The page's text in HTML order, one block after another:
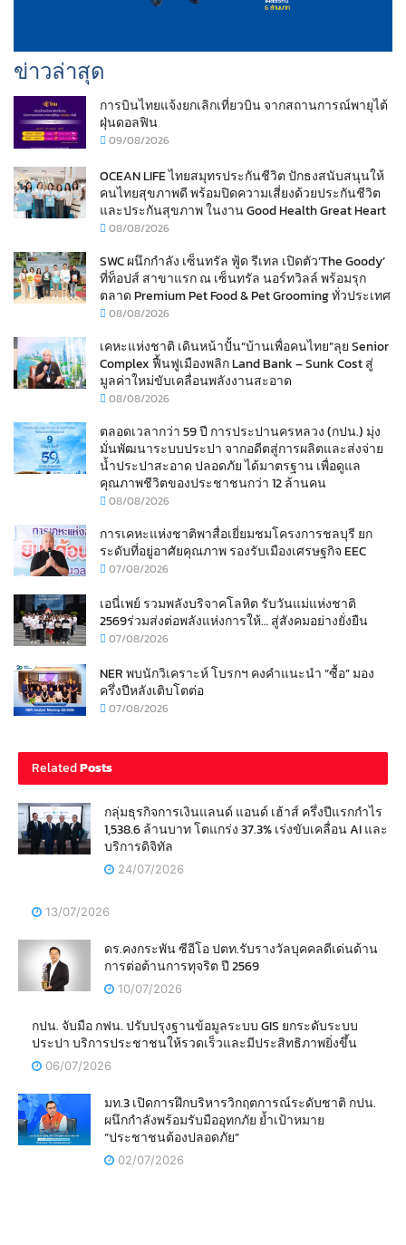
ข่าวล่าสุด
การบินไทยแจ้งยกเลิกเที่ยวบิน จากสถานการณ์พายุไต้
ฝุ่นดอลฟิน
09/08/2026
OCEAN LIFE ไทยสมุทรประกันชีวิต ปักธงสนับสนุนให้
คนไทยสุขภาพดี พร้อมปิดความเสี่ยงด้วยประกันชีวิต
และประกันสุขภาพ ในงาน Good Health Great Heart
08/08/2026
SWC ผนึกกำลัง เซ็นทรัล ฟู้ด รีเทล เปิดตัว‘The Goody’
ที่ท็อปส์ สาขาแรก ณ เซ็นทรัล นอร์ทวิลล์ พร้อมรุก
ตลาด Premium Pet Food & Pet Grooming ทั่วประเทศ
08/08/2026
เคหะแห่งชาติ เดินหน้าปั้น“บ้านเพื่อคนไทย”ลุย Senior
Complex ฟื้นฟูเมืองพลิก Land Bank – Sunk Cost สู่
มูลค่าใหม่ขับเคลื่อนพลังงานสะอาด
08/08/2026
ตลอดเวลากว่า 59 ปี การประปานครหลวง (กปน.) มุ่ง
มั่นพัฒนาระบบประปา จากอดีตสู่การผลิตและส่งจ่าย
น้ำประปาสะอาด ปลอดภัย ได้มาตรฐาน เพื่อดูแล
คุณภาพชีวิตของประชาชนกว่า 12 ล้านคน
08/08/2026
การเคหะแห่งชาติพาสื่อเยี่ยมชมโครงการชลบุรี ยก
ระดับที่อยู่อาศัยคุณภาพ รองรับเมืองเศรษฐกิจ EEC
07/08/2026
เอนี่เพย์ รวมพลังบริจาคโลหิต รับวันแม่แห่งชาติ
2569ร่วมส่งต่อพลังแห่งการให้… สู่สังคมอย่างยั่งยืน
07/08/2026
NER พบนักวิเคราะห์ โบรกฯ คงคำแนะนำ “ซื้อ” มอง
ครึ่งปีหลังเติบโตต่อ
07/08/2026
RelatedPosts
กลุ่มธุรกิจการเงินแลนด์ แอนด์ เฮ้าส์ ครึ่งปีแรกกำไร
1,538.6 ล้านบาท โตแกร่ง 37.3% เร่งขับเคลื่อน AI และ
บริการดิจิทัล
24/07/2026
13/07/2026
ดร.คงกระพัน ซีอีโอ ปตท.รับรางวัลบุคคลดีเด่นด้าน
การต่อต้านการทุจริต ปี 2569
10/07/2026
กปน. จับมือ กฟน. ปรับปรุงฐานข้อมูลระบบ GIS ยกระดับระบบ
ประปา บริการประชาชนให้รวดเร็วและมีประสิทธิภาพยิ่งขึ้น
06/07/2026
มท.3 เปิดการฝึกบริหารวิกฤตการณ์ระดับชาติ กปน.
ผนึกกำลังพร้อมรับมืออุทกภัย ย้ำเป้าหมาย
“ประชาชนต้องปลอดภัย”
02/07/2026